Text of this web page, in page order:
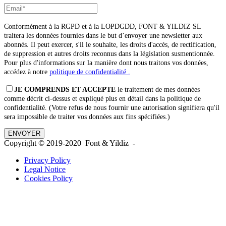
Conformément à la RGPD et à la LOPDGDD, FONT & YILDIZ SL
traitera les données fournies dans le but d’envoyer une newsletter aux
abonnés. Il peut exercer, s'il le souhaite, les droits d'accès, de rectification,
de suppression et autres droits reconnus dans la législation susmentionnée.
Pour plus d'informations sur la manière dont nous traitons vos données,
accédez à notre politique de confidentialité .
JE COMPRENDS ET ACCEPTE le traitement de mes données
comme décrit ci-dessus et expliqué plus en détail dans la politique de
confidentialité. (Votre refus de nous fournir une autorisation signifiera qu'il
sera impossible de traiter vos données aux fins spécifiées.)
Copyright © 2019-2020 Font & Yildiz -
Privacy Policy
Legal Notice
Cookies Policy